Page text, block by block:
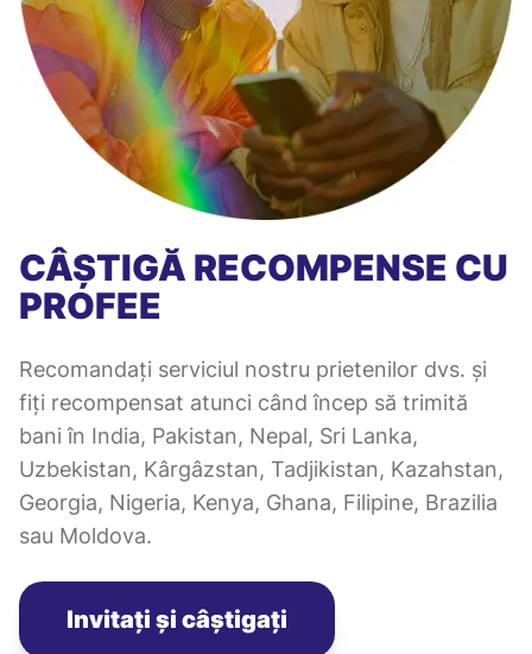
CÂȘTIGĂ RECOMPENSE CU
PROFEE
Recomandați serviciul nostru prietenilor dvs. și
fiți recompensat atunci când încep să trimită
bani în India, Pakistan, Nepal, Sri Lanka,
Uzbekistan, Kârgâzstan, Tadjikistan, Kazahstan,
Georgia, Nigeria, Kenya, Ghana, Filipine, Brazilia
sau Moldova.
Invitați și câștigați